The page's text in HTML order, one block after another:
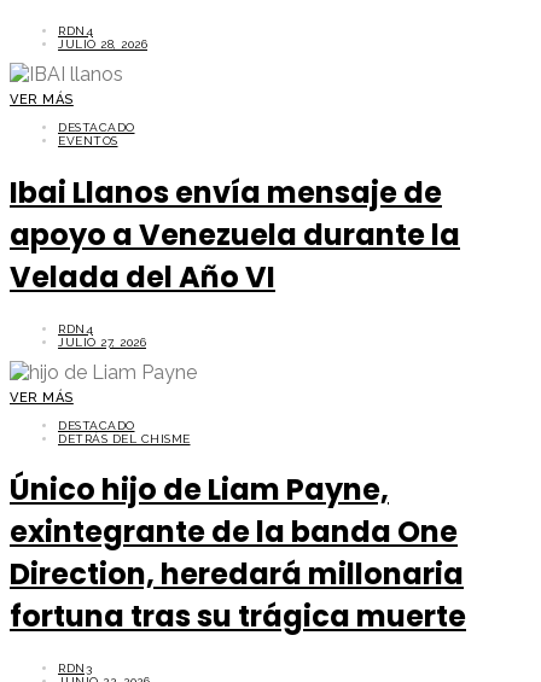
RDN4
JULIO 28, 2026
VER MÁS
DESTACADO
EVENTOS
Ibai Llanos envía mensaje de
apoyo a Venezuela durante la
Velada del Año VI
RDN4
JULIO 27, 2026
VER MÁS
DESTACADO
DETRÁS DEL CHISME
Único hijo de Liam Payne,
exintegrante de la banda One
Direction, heredará millonaria
fortuna tras su trágica muerte
RDN3